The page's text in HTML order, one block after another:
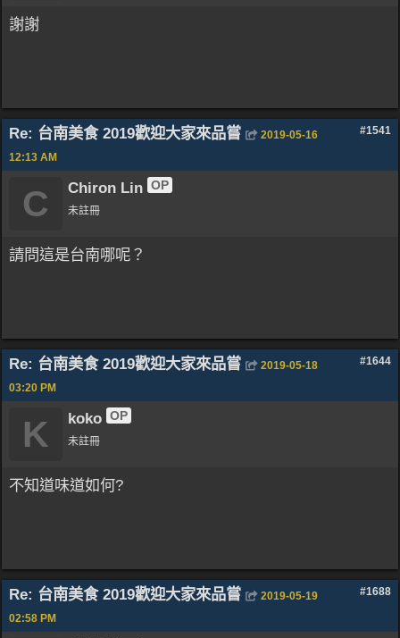
謝謝
Re: 台南美食 2019歡迎大家來品嘗 #1541
2019-05-16
12:13 AM
C Chiron Lin OP
未註冊
請問這是台南哪呢？
Re: 台南美食 2019歡迎大家來品嘗 #1644
2019-05-18
03:20 PM
K koko OP
未註冊
不知道味道如何?
Re: 台南美食 2019歡迎大家來品嘗 #1688
2019-05-19
02:58 PM